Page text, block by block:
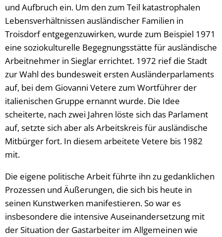
und Aufbruch ein. Um den zum Teil katastrophalen
Lebensverhältnissen ausländischer Familien in
Troisdorf entgegenzuwirken, wurde zum Beispiel 1971
eine soziokulturelle Begegnungsstätte für ausländische
Arbeitnehmer in Sieglar errichtet. 1972 rief die Stadt
zur Wahl des bundesweit ersten Ausländerparlaments
auf, bei dem Giovanni Vetere zum Wortführer der
italienischen Gruppe ernannt wurde. Die Idee
scheiterte, nach zwei Jahren löste sich das Parlament
auf, setzte sich aber als Arbeitskreis für ausländische
Mitbürger fort. In diesem arbeitete Vetere bis 1982
mit.
Die eigene politische Arbeit führte ihn zu gedanklichen
Prozessen und Äußerungen, die sich bis heute in
seinen Kunstwerken manifestieren. So war es
insbesondere die intensive Auseinandersetzung mit
der Situation der Gastarbeiter im Allgemeinen wie